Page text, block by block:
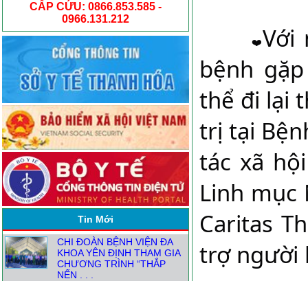
CẤP CỨU: 0866.853.585 -
0966.131.212
Tin Mới
NGƯỜI ĐĂNG KÝ THỰC
HÀNH KHÁM CHỮA BỆNH
TỪ1.8
ĐỒNG HÀNH CÙNG CÁC
TRẠM Y TẾ XÃ NÂNG CAO
CHẤT LƯỢNG CHĂM SÓC
SỨC KHỎE . . .
CHI ĐOÀN BỆNH VIỆN ĐA
KHOA YÊN ĐỊNH THAM GIA
CHƯƠNG TRÌNH “THẮP
NẾN . . .
Với
bệnh
thể đi lại
trị tại
tác xã
Linh mục
Caritas
trợ người